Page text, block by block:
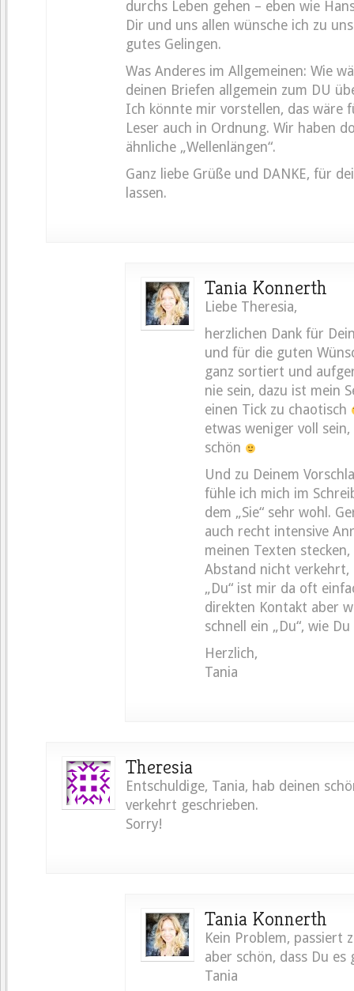
durchs Leben gehen – eben wie
Dir und uns allen wünsche ich zu
gutes Gelingen.
Was Anderes im Allgemeinen: Wie
deinen Briefen allgemein zum DU
Ich könnte mir vorstellen, das wäre
Leser auch in Ordnung. Wir haben
ähnliche „Wellenlängen“.
Ganz liebe Grüße und DANKE, für
lassen.
Tania Konnerth
Liebe Theresia,
herzlichen Dank für
und für die guten
ganz sortiert und
nie sein, dazu ist mein
einen Tick zu chaotisch
etwas weniger voll
schön
Und zu Deinem
fühle ich mich im
dem „Sie“ sehr wohl.
auch recht intensive
meinen Texten
Abstand nicht verkehrt,
„Du“ ist mir da oft
direkten Kontakt aber
schnell ein „Du“, wie
Herzlich,
Tania
Theresia
Entschuldige, Tania, hab deinen
verkehrt geschrieben.
Sorry!
Tania Konnerth
Kein Problem, passiert
aber schön, dass Du es
Tania